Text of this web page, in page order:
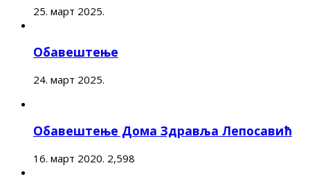
25. март 2025.
Обавештење
24. март 2025.
Обавештење Дома Здравља Лепосавић
16. март 2020. 2,598